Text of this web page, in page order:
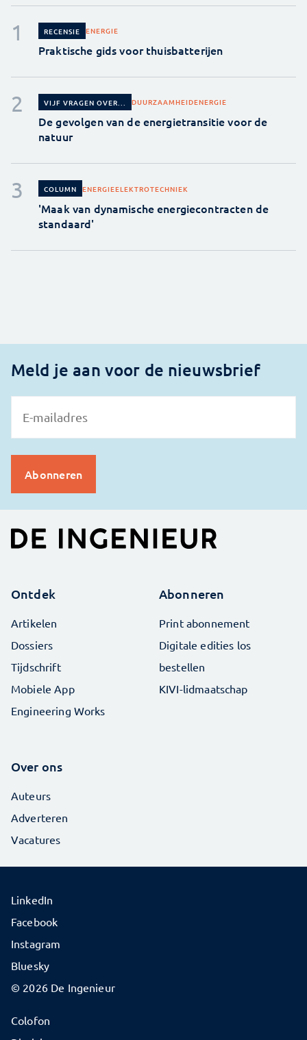
RECENSIE ENERGIE
Praktische gids voor thuisbatterijen
VIJF VRAGEN OVER... DUURZAAMHEIDENERGIE
De gevolgen van de energietransitie voor de
natuur
COLUMN ENERGIEELEKTROTECHNIEK
'Maak van dynamische energiecontracten de
standaard'
Meld je aan voor de nieuwsbrief
Ontdek
Artikelen
Dossiers
Tijdschrift
Mobiele App
Engineering Works
Abonneren
Print abonnement
Digitale edities los
bestellen
KIVI-lidmaatschap
Over ons
Auteurs
Adverteren
Vacatures
© 2026 De Ingenieur
Colofon
LinkedIn
Facebook
Instagram
Bluesky